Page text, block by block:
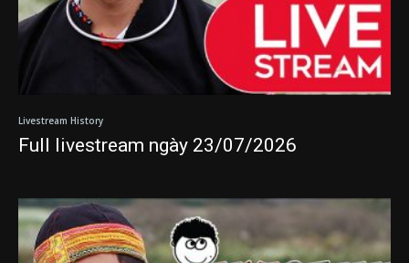
Livestream History
Full livestream ngày 23/07/2026